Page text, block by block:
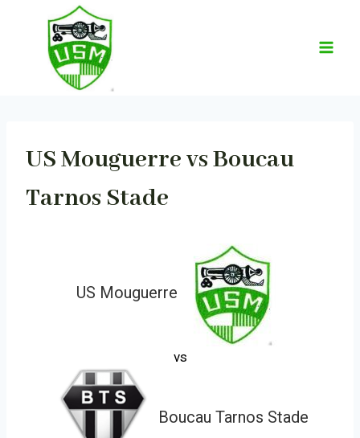
US Mouguerre vs Boucau
Tarnos Stade
US Mouguerre
vs
Boucau Tarnos Stade